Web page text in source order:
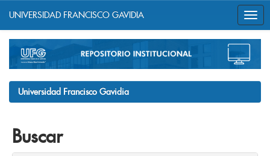
navigation
UNIVERSIDAD FRANCISCO GAVIDIA
Universidad Francisco Gavidia
Buscar